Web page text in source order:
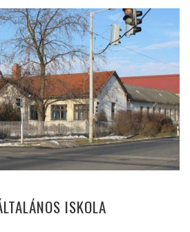
ISKOLA